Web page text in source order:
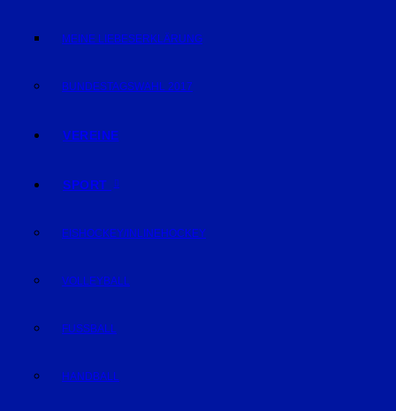
MEINE LIEBESERKLÄRUNG
BUNDESTAGSWAHL 2017
VEREINE
SPORT
EISHOCKEY/INLINEHOCKEY
VOLLEYBALL
FUSSBALL
HANDBALL